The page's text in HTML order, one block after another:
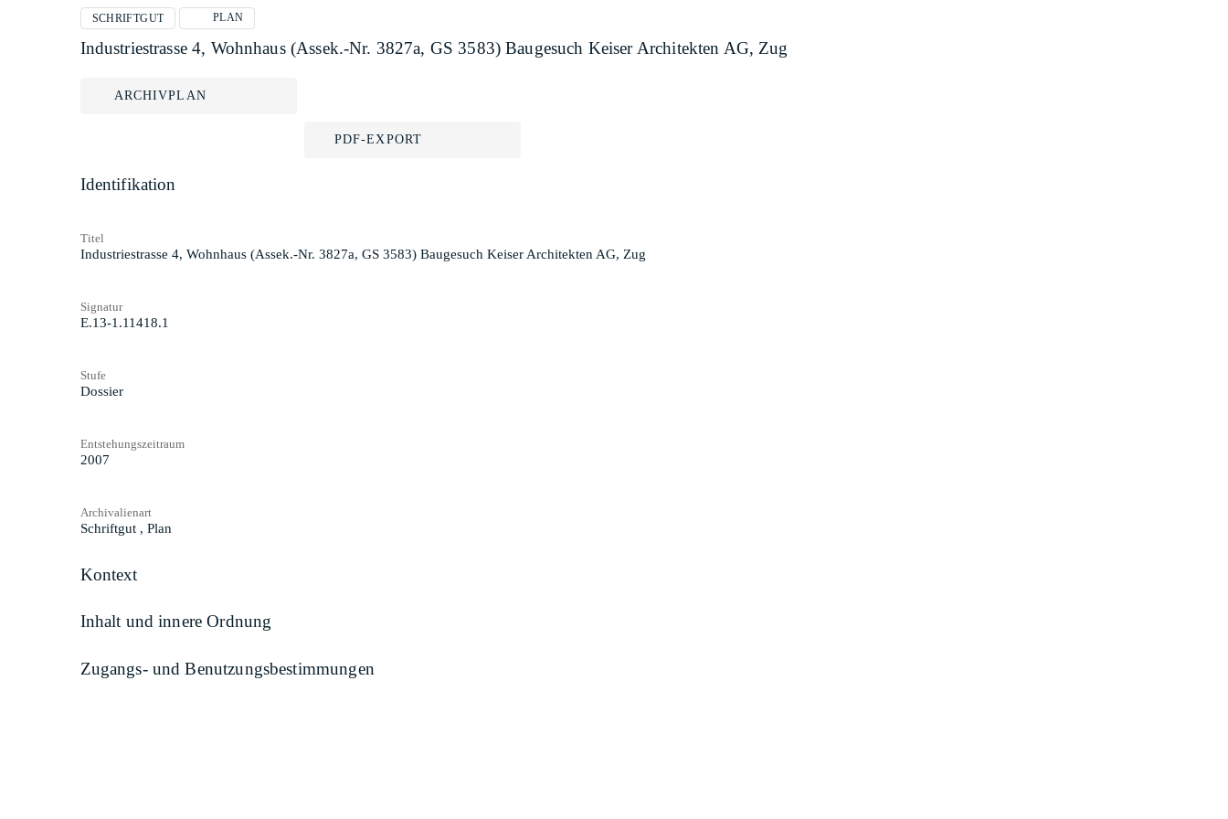
SCHRIFTGUT PLAN
Industriestrasse 4, Wohnhaus (Assek.-Nr. 3827a, GS 3583) Baugesuch Keiser Architekten AG, Zug
ARCHIVPLAN
PDF-EXPORT
Identifikation
Titel
Industriestrasse 4, Wohnhaus (Assek.-Nr. 3827a, GS 3583) Baugesuch Keiser Architekten AG, Zug
Signatur
E.13-1.11418.1
Stufe
Dossier
Entstehungszeitraum
2007
Archivalienart
Schriftgut , Plan
Kontext
Inhalt und innere Ordnung
Zugangs- und Benutzungsbestimmungen